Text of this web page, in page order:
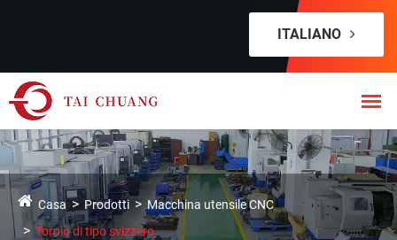
ITALIANO
Casa Prodotti
Macchina utensile CNC
Tornio di tipo svizzero